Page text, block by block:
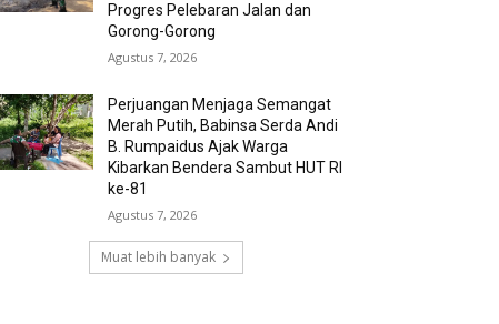
Progres Pelebaran Jalan dan
Gorong-Gorong
Agustus 7, 2026
Perjuangan Menjaga Semangat
Merah Putih, Babinsa Serda Andi
B. Rumpaidus Ajak Warga
Kibarkan Bendera Sambut HUT RI
ke-81
Agustus 7, 2026
Muat lebih banyak